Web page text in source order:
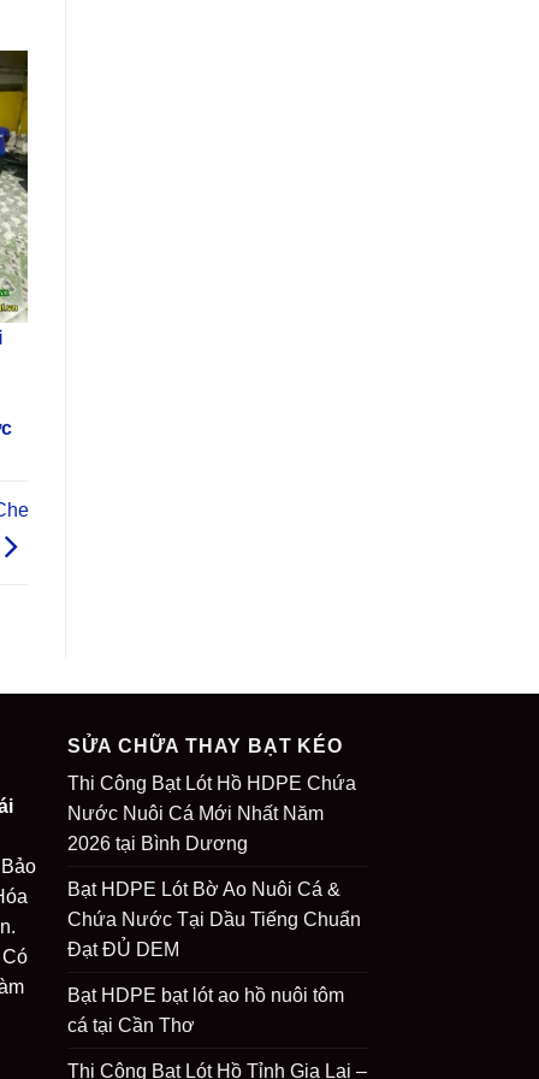
SỬA CHỮA THAY BẠT KÉO
Thi Công Bạt Lót Hồ HDPE Chứa
Nước Nuôi Cá Mới Nhất Năm
2026 tại Bình Dương
Bạt HDPE Lót Bờ Ao Nuôi Cá &
Chứa Nước Tại Dầu Tiếng Chuẩn
Đạt ĐỦ DEM
Bạt HDPE bạt lót ao hồ nuôi tôm
cá tại Cần Thơ
Thi Công Bạt Lót Hồ Tỉnh Gia Lai –